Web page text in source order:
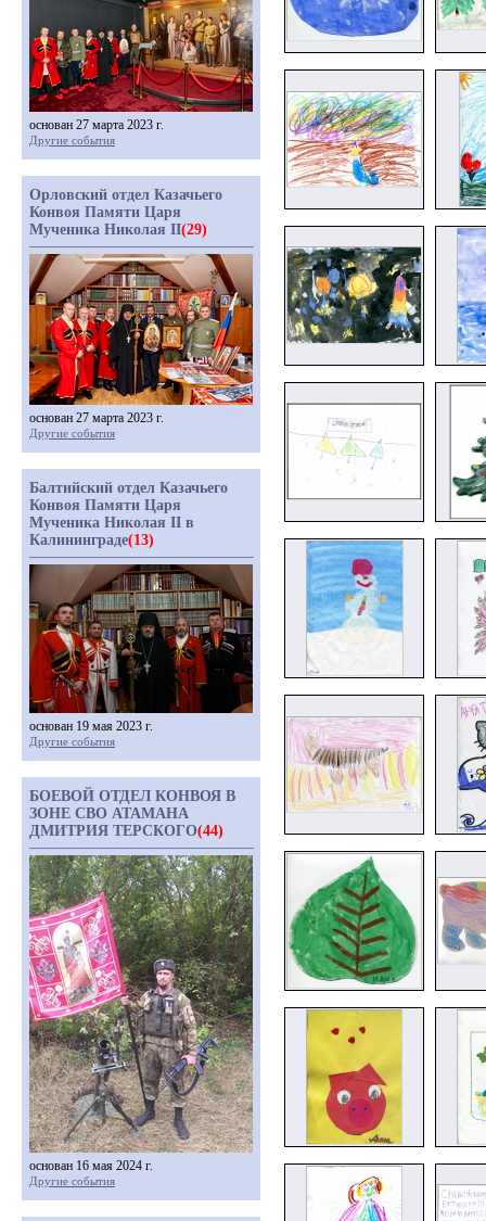
основан 27 марта 2023 г.
Другие события
Орловский отдел Казачьего
Конвоя Памяти Царя
Мученика Николая II(29)
основан 27 марта 2023 г.
Другие события
Балтийский отдел Казачьего
Конвоя Памяти Царя
Мученика Николая II в
Калининграде(13)
основан 19 мая 2023 г.
Другие события
БОЕВОЙ ОТДЕЛ КОНВОЯ В
ЗОНЕ СВО АТАМАНА
ДМИТРИЯ ТЕРСКОГО(44)
основан 16 мая 2024 г.
Другие события